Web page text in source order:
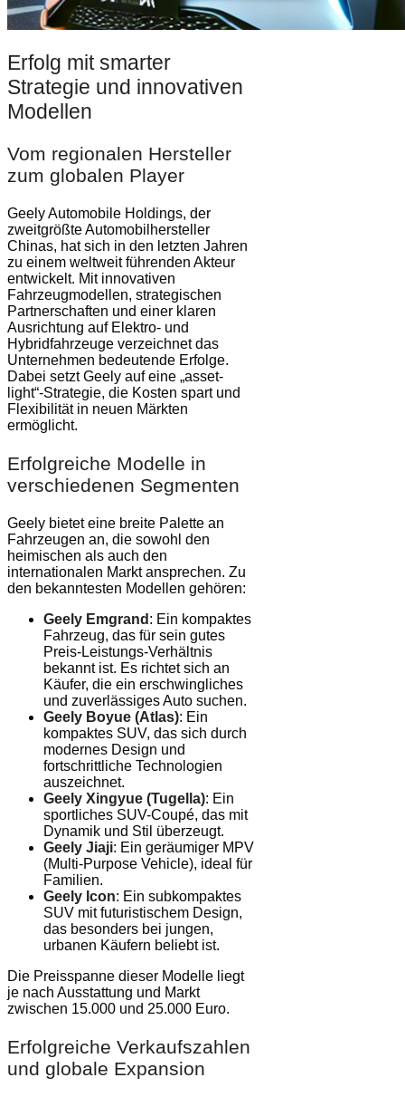
Erfolg mit smarter
Strategie und innovativen
Modellen
Vom regionalen Hersteller
zum globalen Player
Geely Automobile Holdings, der
zweitgrößte Automobilhersteller
Chinas, hat sich in den letzten Jahren
zu einem weltweit führenden Akteur
entwickelt. Mit innovativen
Fahrzeugmodellen, strategischen
Partnerschaften und einer klaren
Ausrichtung auf Elektro- und
Hybridfahrzeuge verzeichnet das
Unternehmen bedeutende Erfolge.
Dabei setzt Geely auf eine „asset-
light“-Strategie, die Kosten spart und
Flexibilität in neuen Märkten
ermöglicht.
Erfolgreiche Modelle in
verschiedenen Segmenten
Geely bietet eine breite Palette an
Fahrzeugen an, die sowohl den
heimischen als auch den
internationalen Markt ansprechen. Zu
den bekanntesten Modellen gehören:
Geely Emgrand : Ein kompaktes
Fahrzeug, das für sein gutes
Preis-Leistungs-Verhältnis
bekannt ist. Es richtet sich an
Käufer, die ein erschwingliches
und zuverlässiges Auto suchen.
Geely Boyue (Atlas): Ein
kompaktes SUV, das sich durch
modernes Design und
fortschrittliche Technologien
auszeichnet.
Geely Xingyue (Tugella): Ein
sportliches SUV-Coupé, das mit
Dynamik und Stil überzeugt.
Geely Jiaji: Ein geräumiger MPV
(Multi-Purpose Vehicle), ideal für
Familien.
Geely Icon: Ein subkompaktes
SUV mit futuristischem Design,
das besonders bei jungen,
urbanen Käufern beliebt ist.
Die Preisspanne dieser Modelle liegt
je nach Ausstattung und Markt
zwischen 15.000 und 25.000 Euro.
Erfolgreiche Verkaufszahlen
und globale Expansion